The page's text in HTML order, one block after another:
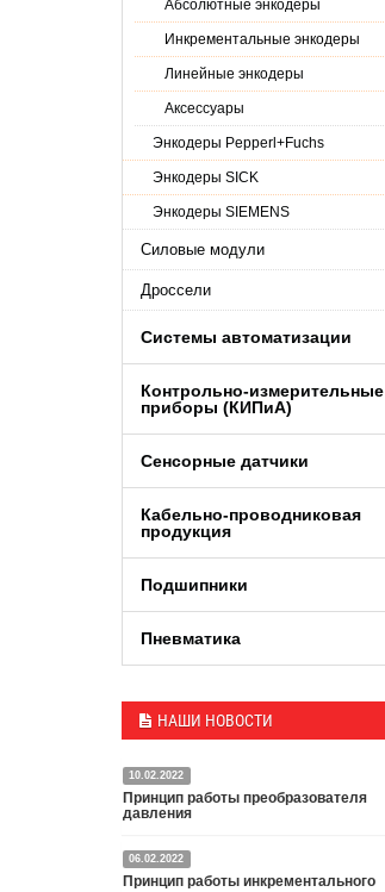
Абсолютные энкодеры
Инкрементальные энкодеры
Линейные энкодеры
Аксессуары
Энкодеры Pepperl+Fuchs
Энкодеры SICK
Энкодеры SIEMENS
Силовые модули
Дроссели
Системы автоматизации
Контрольно-измерительные
приборы (КИПиA)
Сенсорные датчики
Кабельно-проводниковая
продукция
Подшипники
Пневматика
НАШИ НОВОСТИ
10.02.2022
Принцип работы преобразователя
давления
Датчик или преобразователь давления —
специальное устройство, преобразующее
06.02.2022
Принцип работы инкрементального